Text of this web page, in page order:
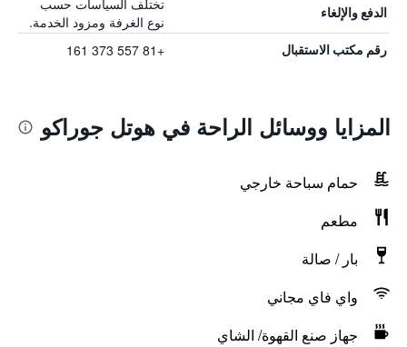
الدفع والإلغاء
تختلف السياسات حسب
نوع الغرفة ومزود الخدمة.
رقم مكتب الاستقبال +81 557 373 161
المزايا ووسائل الراحة في هوتل جوراكو
حمام سباحة خارجي
مطعم
بار / صالة
واي فاي مجاني
جهاز صنع القهوة/ الشاي